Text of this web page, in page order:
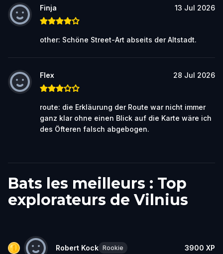
Finja 13 Jul 2026
other: Schöne Street-Art abseits der Altstadt.
Flex 28 Jul 2026
route: die Erkläurung der Route war nicht immer
ganz klar ohne einen Blick auf die Karte wäre ich
des Öfteren falsch abgebogen.
Bats les meilleurs : Top
explorateurs de Vilnius
Robert Kock Rookie 3900 XP